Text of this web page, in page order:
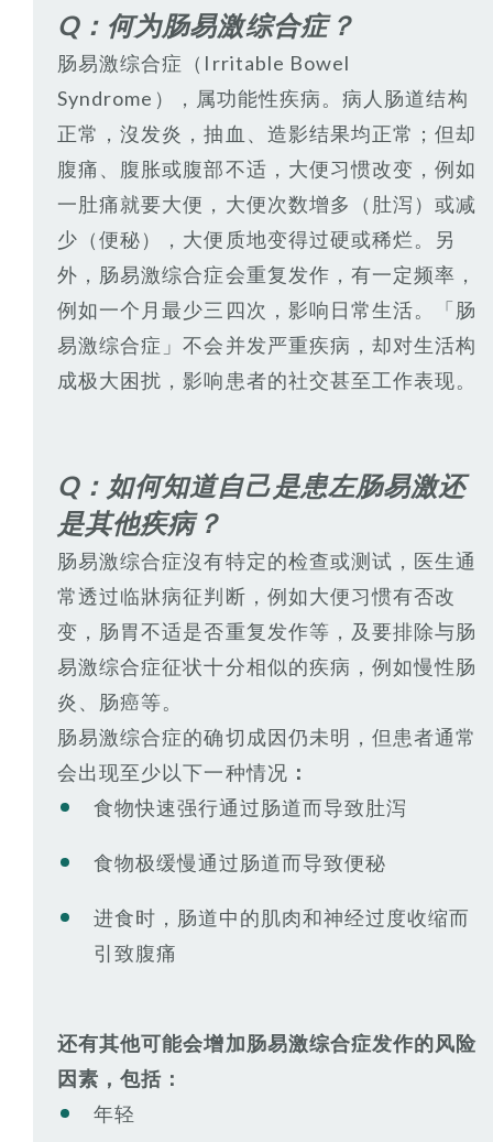
Q：何为肠易激综合症？
肠易激综合症（Irritable Bowel
Syndrome），属功能性疾病。病人肠道结构
正常，沒发炎，抽血、造影结果均正常；但却
腹痛、腹胀或腹部不适，大便习惯改变，例如
一肚痛就要大便，大便次数增多（肚泻）或减
少（便秘），大便质地变得过硬或稀烂。另
外，肠易激综合症会重复发作，有一定频率，
例如一个月最少三四次，影响日常生活。「肠
易激综合症」不会并发严重疾病，却对生活构
成极大困扰，影响患者的社交甚至工作表现。
Q：如何知道自己是患左肠易激还
是其他疾病？
肠易激综合症沒有特定的检查或测试，医生通
常透过临牀病征判断，例如大便习惯有否改
变，肠胃不适是否重复发作等，及要排除与肠
易激综合症征状十分相似的疾病，例如慢性肠
炎、肠癌等。
肠易激综合症的确切成因仍未明，但患者通常
会出现至少以下一种情况 ：
食物快速强行通过肠道而导致肚泻
食物极缓慢通过肠道而导致便秘
进食时，肠道中的肌肉和神经过度收缩而
引致腹痛
还有其他可能会增加肠易激综合症发作的风险
因素，包括：
年轻